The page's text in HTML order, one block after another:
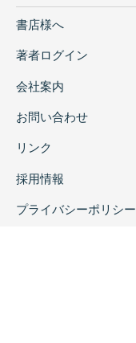
書店様へ
著者ログイン
会社案内
お問い合わせ
リンク
採用情報
プライバシーポリシー